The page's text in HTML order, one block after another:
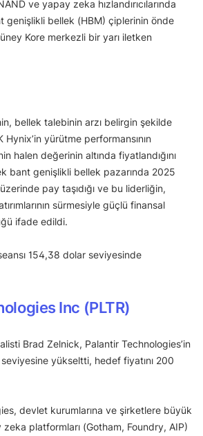
ve yapay zeka hızlandırıcılarında
genişlikli bellek (HBM) çiplerinin önde
Kore merkezli bir yarı iletken
bellek talebinin arzı belirgin şekilde
Hynix’in yürütme performansının
halen değerinin altında fiyatlandığını
bant genişlikli bellek pazarında 2025
pay taşıdığı ve bu liderliğin,
sürmesiyle güçlü finansal
ifade edildi.
154,38 dolar seviyesinde
Inc (PLTR)
Brad Zelnick, Palantir Technologies’in
seviyesine yükseltti, hedef fiyatını 200
devlet kurumlarına ve şirketlere büyük
platformları (Gotham, Foundry, AIP)